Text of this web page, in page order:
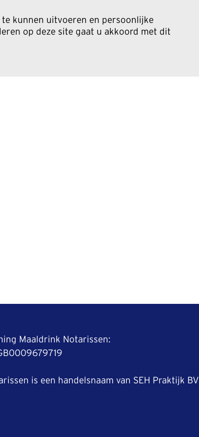
te kunnen uitvoeren en persoonlijke
op deze site gaat u akkoord met dit
Maaldrink Notarissen:
is een handelsnaam van SEH Praktijk BV